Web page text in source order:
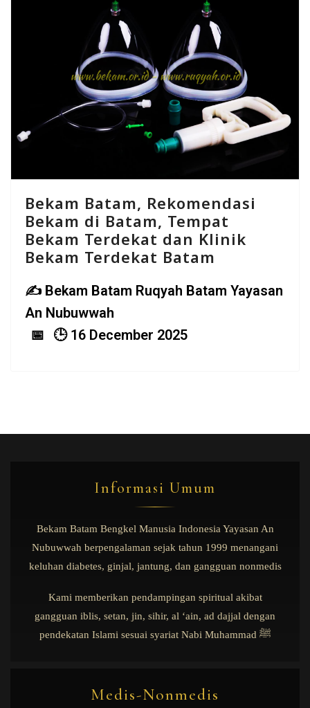
Bekam Batam, Rekomendasi
Bekam di Batam, Tempat
Bekam Terdekat dan Klinik
Bekam Terdekat Batam
Bekam Batam Ruqyah Batam Yayasan
An Nubuwwah
16 December 2025
Informasi Umum
Bekam Batam Bengkel Manusia Indonesia Yayasan An
Nubuwwah berpengalaman sejak tahun 1999 menangani
keluhan diabetes, ginjal, jantung, dan gangguan nonmedis
Kami memberikan pendampingan spiritual akibat
gangguan iblis, setan, jin, sihir, al ‘ain, ad dajjal dengan
pendekatan Islami sesuai syariat Nabi Muhammad ﷺ
Medis-Nonmedis